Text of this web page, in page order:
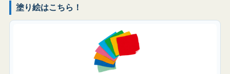
塗り絵はこちら！